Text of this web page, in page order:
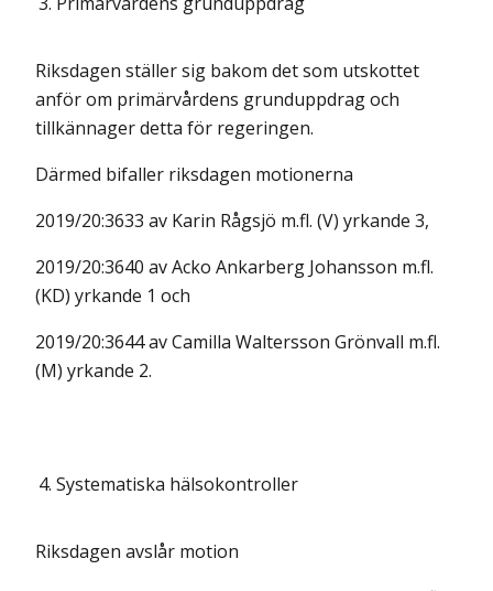
Riksdagen ställer sig bakom det som utskottet
anför om primärvårdens grunduppdrag och
tillkännager detta för regeringen.
Därmed bifaller riksdagen motionerna
2019/20:3633 av Karin Rågsjö m.fl. (V) yrkande 3,
2019/20:3640 av Acko Ankarberg Johansson m.fl.
(KD) yrkande 1 och
2019/20:3644 av Camilla Waltersson Grönvall m.fl.
(M) yrkande 2.
4. Systematiska hälsokontroller
Riksdagen avslår motion